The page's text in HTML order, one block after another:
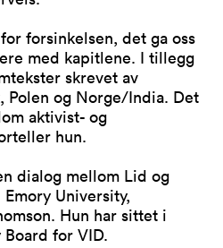
forsinkelsen, det ga oss
med kapitlene. I tillegg
skrevet av
Polen og Norge/India. Det
aktivist- og
hun.
dialog mellom Lid og
University,
Hun har sittet i
for VID.